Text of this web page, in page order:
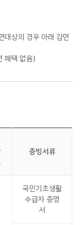
대상의 경우 아래 감면
혜택 없음)
증빙서류
국민기초생활
수급자 증명
서